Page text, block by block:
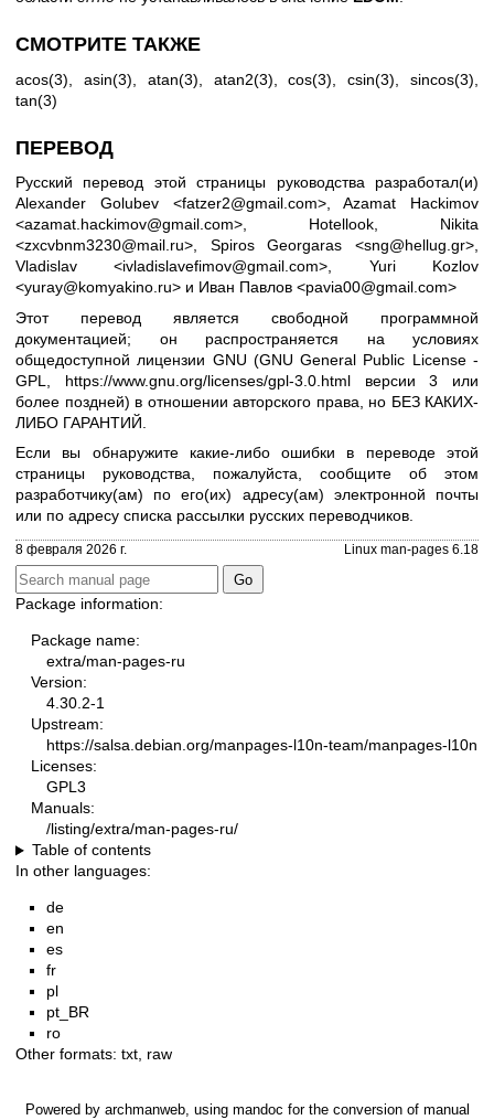
СМОТРИТЕ ТАКЖЕ
acos(3) asin(3) atan(3) atan2(3) ,cos(3) ,csin(3) ,sincos(3)
tan(3)
ПЕРЕВОД
Русский перевод этой страницы руководства разработал(и)
Alexander Golubev <fatzer2@gmail.com>, Azamat Hackimov
<azamat.hackimov@gmail.com>, Hotellook, Nikita
<zxcvbnm3230@mail.ru>, Spiros Georgaras <sng@hellug.gr>,
Vladislav <ivladislavefimov@gmail.com>, Yuri Kozlov
<yuray@komyakino.ru> и Иван Павлов <pavia00@gmail.com>
Этот перевод является свободной программной
документацией; он распространяется на условиях
общедоступной лицензии GNU (GNU General Public License -
GPL, https://www.gnu.org/licenses/gpl-3.0.htmlверсии 3 или
более поздней) в отношении авторского права, но БЕЗ КАКИХ-
ЛИБО ГАРАНТИЙ.
Если вы обнаружите какие-либо ошибки в переводе этой
страницы руководства, пожалуйста, сообщите об этом
разработчику(ам) по его(их) адресу(ам) электронной почты
или по адресу списка рассылки русских переводчиков
8 февраля 2026 г. Linux man-pages 6.18
Package information:
Package name:
extra/man-pages-ru
Version:
4.30.2-1
Upstream:
https://salsa.debian.org/manpages-l10n-team/manpages-l10n
Licenses:
GPL3
Manuals:
/listing/extra/man-pages-ru/
Table of contents
In other languages:
de
en
es
fr
pl
pt_BR
ro
Other formats: txt, raw
Powered by archmanweb, using mandoc for the conversion of manual